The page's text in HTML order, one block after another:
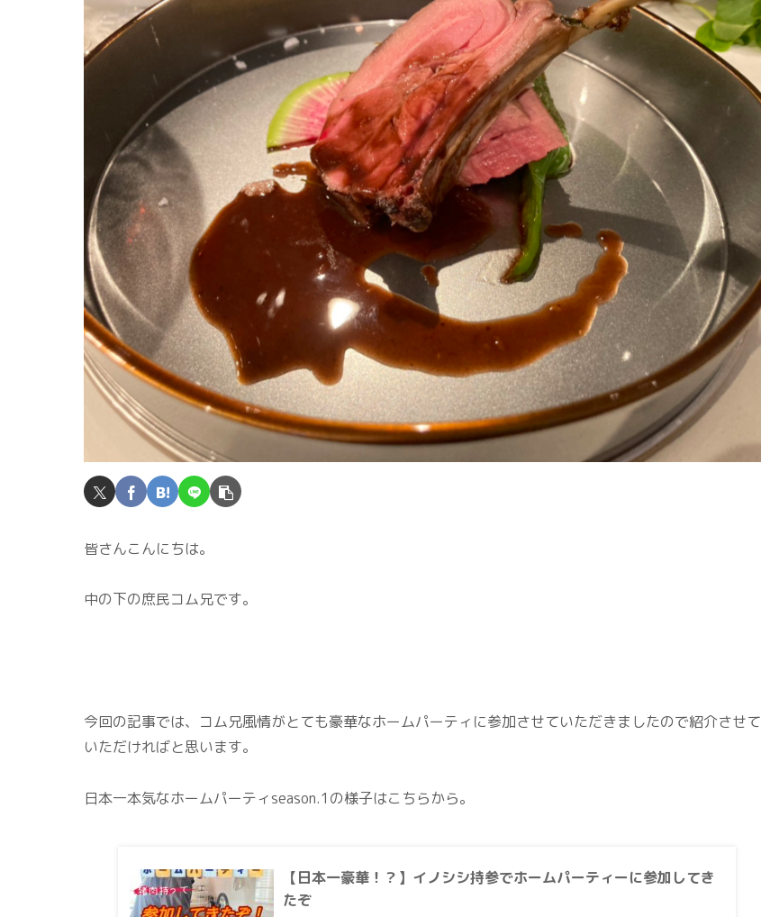
皆さんこんにちは。
中の下の庶民コム兄です。
今回の記事では、コム兄風情がとても豪華なホームパーティに参加させていただきましたので紹介させて
いただければと思います。
日本一本気なホームパーティseason.1の様子はこちらから。
【日本一豪華！？】イノシシ持参でホームパーティーに参加してき
たぞ